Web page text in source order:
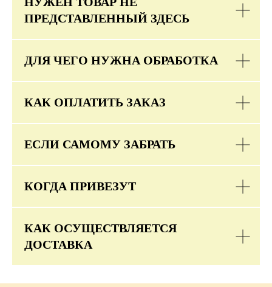
ПРЕДСТАВЛЕННЫЙ ЗДЕСЬ
ДЛЯ ЧЕГО НУЖНА ОБРАБОТКА
КАК ОПЛАТИТЬ ЗАКАЗ
ЕСЛИ САМОМУ ЗАБРАТЬ
КОГДА ПРИВЕЗУТ
КАК ОСУЩЕСТВЛЯЕТСЯ
ДОСТАВКА